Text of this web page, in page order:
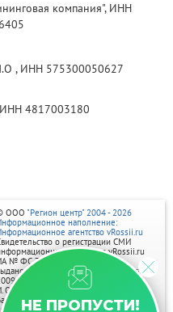
компания", ИНН
, ИНН 575300050627
4817003180
НЕ ПРОПУСТИ!
ООО "Регион центр" 2004 - 2026
наполнение:
агентство vRossii.ru
о регистрации СМИ
агентства vRossii.ru
№ ФС 77‑35502
РОСКОМНАДЗОРом 04 марта
О. Главного редактора Нарыков А. Н.
на портале размещаются на
рекламы.